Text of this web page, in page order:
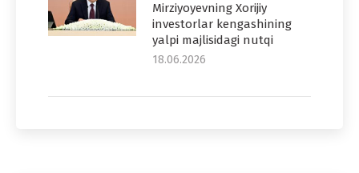
Mirziyoyevning Xorijiy
investorlar kengashining
yalpi majlisidagi nutqi
18.06.2026